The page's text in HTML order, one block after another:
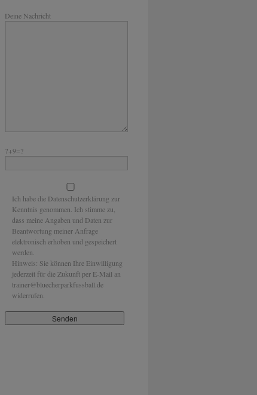
Deine Nachricht
7+9=?
Ich habe die Datenschutzerklärung zur
Kenntnis genommen. Ich stimme zu,
dass meine Angaben und Daten zur
Beantwortung meiner Anfrage
elektronisch erhoben und gespeichert
werden.
Hinweis: Sie können Ihre Einwilligung
jederzeit für die Zukunft per E-Mail an
trainer@bluecherparkfussball.de
widerrufen.